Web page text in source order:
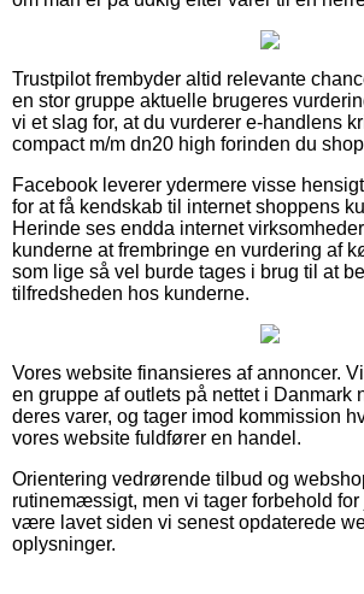
Trustpilot frembyder altid relevante
en stor gruppe aktuelle brugeres
vi et slag for, at du vurderer e-handlens
compact m/m dn20 high forinden du
Facebook leverer ydermere visse
for at få kendskab til internet shoppens
Herinde ses endda internet
kunderne at frembringe en vurdering af
som lige så vel burde tages i brug til at
tilfredsheden hos kunderne.
Vores website finansieres af annoncer.
en gruppe af outlets på nettet i Danmark
deres varer, og tager imod kommission
vores website fuldfører en handel.
Orientering vedrørende tilbud og
rutinemæssigt, men vi tager forbehold
være lavet siden vi senest opdaterede
oplysninger.